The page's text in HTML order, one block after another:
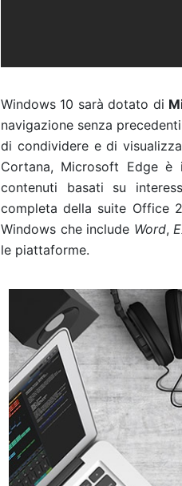
Windows 10 sarà dotato di
navigazione senza
di condividere e di
Cortana, Microsoft Edge
contenuti basati su
completa della suite Office
Windows che include Word,
le piattaforme.